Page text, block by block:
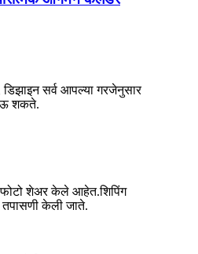
सर्व आपल्या गरजेनुसार
शकते.
फोटो शेअर केले आहेत.शिपिंग
तपासणी केली जाते.